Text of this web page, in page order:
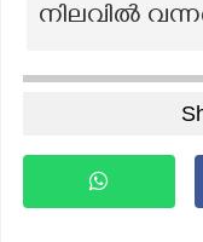
നിലവിൽ